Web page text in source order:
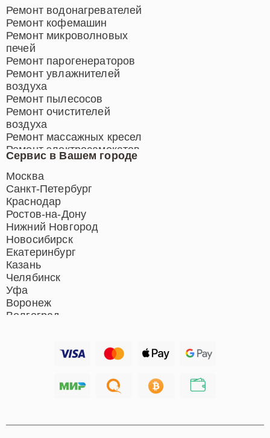
Сервис в Вашем городе
Москва
Санкт-Петербург
Краснодар
Ростов-на-Дону
Нижний Новгород
Новосибирск
Екатеринбург
Казань
Челябинск
Уфа
Воронеж
Волгоград
Хабаровск
Иркутск
Ремонт водонагревателей
Ремонт кофемашин
Ремонт микроволновых
печей
Ремонт парогенераторов
Ремонт увлажнителей
воздуха
Ремонт пылесосов
Ремонт очистителей
воздуха
Ремонт массажных кресел
Ремонт электросамокатов
Ремонт индукционных плит
Ремонт роботов-пылесосов
Ремонт гладильных систем
Ремонт отпаривателей
Ремонт вертикальных
пылесосов